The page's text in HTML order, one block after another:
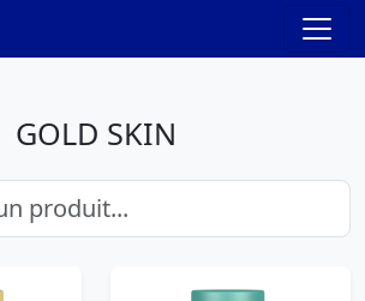
GOLD SKIN